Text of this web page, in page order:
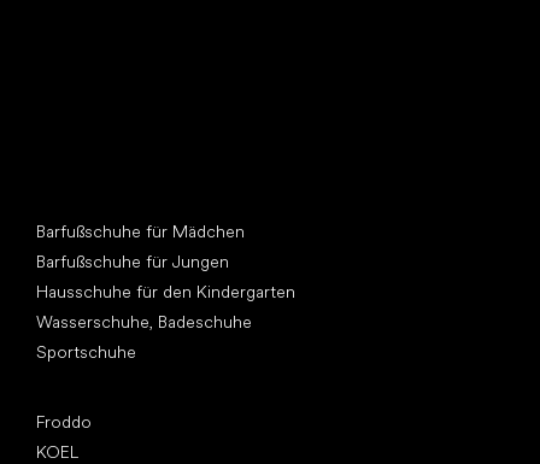
Barfußschuhe für Mädchen
Barfußschuhe für Jungen
Hausschuhe für den Kindergarten
Wasserschuhe, Badeschuhe
Sportschuhe
Froddo
KOEL